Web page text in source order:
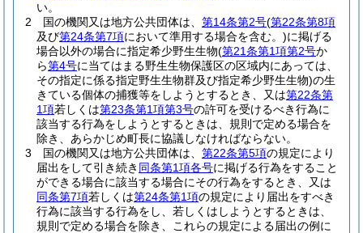
い。
2
国の機関又は地方公共団体は、 第14条第2号(第22条第8項
及び第24条第7項において準用する場合を含む。)に掲げる
場合以外の場合に指定希少野生生物(第21条第1項第2号か
ら第4号に当てはまる野生生物保護区の区域内にあっては、
その指定に係る指定野生生物群及び指定希少野生生物)の生
きている個体の捕獲等をしようとするとき、又は第22条第
1項若しくは第23条第1項第3号の許可を受けるべき行為に
該当する行為をしようとするときは、規則で定める場合を
除き、あらかじめ町長に協議しなければならない。
3
国の機関又は地方公共団体は、 第22条第5項の規定により
届出をして引き続き 同条第1項各号に掲げる行為をすること
ができる場合に該当する場合にその行為をするとき、又は
同条第7項若しくは第24条第1項の規定により届出をすべき
行為に該当する行為をし、若しくはしようとするときは、
規則で定める場合を除き、これらの規定による届出の例に